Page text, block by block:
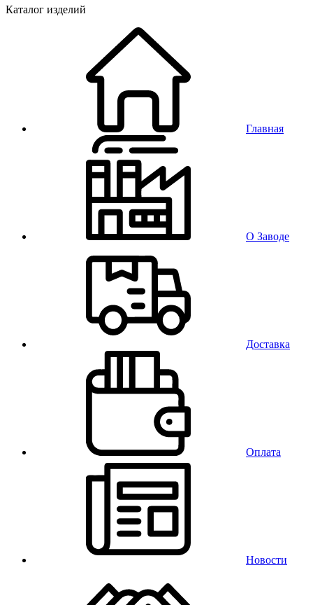
Каталог изделий
Главная
О Заводе
Доставка
Оплата
Новости